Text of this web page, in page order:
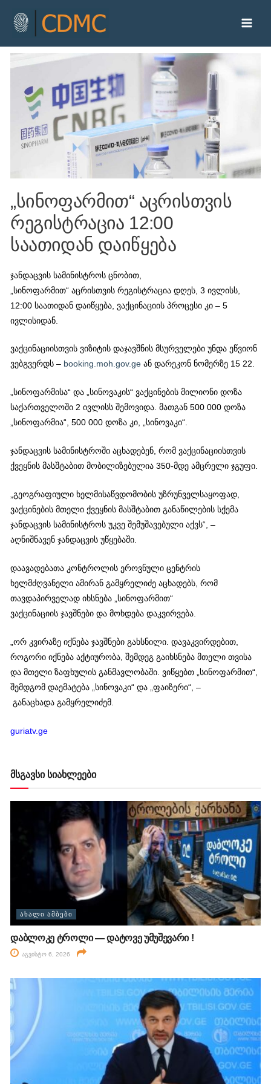
„სინოფარმით“ აცრისთვის
რეგისტრაცია 12:00
საათიდან დაიწყება
ჯანდაცვის სამინისტროს ცნობით,
„სინოფარმით“ აცრისთვის რეგისტრაცია დღეს, 3 ივლისს,
12:00 საათიდან დაიწყება, ვაქცინაციის პროცესი კი – 5
ივლისიდან.
ვაქცინაციისთვის ვიზიტის დაჯავშნის მსურველები უნდა ეწვიონ
ვებგვერდს – booking.moh.gov.ge ან დარეკონ ნომერზე 15 22.
„სინოფარმისა“ და „სინოვაკის“ ვაქცინების მილიონი დოზა
საქართველოში 2 ივლისს შემოვიდა. მათგან 500 000 დოზა
„სინოფარმია“, 500 000 დოზა კი, „სინოვაკი“.
ჯანდაცვის სამინისტროში აცხადებენ, რომ ​ვაქცინაციისთვის
ქვეყნის მასშტაბით მობილიზებულია 350-მდე ამცრელი ჯგუფი.
„გეოგრაფიული ხელმისაწვდომობის უზრუნველსაყოფად,
ვაქცინების მთელი ქვეყნის მასშტაბით განაწილების სქემა
ჯანდაცვის სამინისტროს უკვე შემუშავებული აქვს“, –
აღნიშნავენ ჯანდაცვის უწყებაში.
დაავადებათა კონტროლის ეროვნული ცენტრის
ხელმძღვანელი ამირან გამყრელიძე აცხადებს, რომ
თავდაპირველად იხსნება „სინოფარმით“
ვაქცინაციის ჯავშნები და მოხდება დაკვირვება.
„ორ კვირაზე იქნება ჯავშნები გახსნილი. დავაკვირდებით,
როგორი იქნება აქტიურობა, შემდეგ გაიხსნება მთელი თვისა
და მთელი ზაფხულის განმავლობაში. ვიწყებთ „სინოფარმით“,
შემდგომ დაემატება „სინოვაკი“ და „ფაიზერი“, –
განაცხადა გამყრელიძემ.
guriatv.ge
მსგავსი სიახლეები
ᲐᲮᲐᲚᲘ ᲐᲛᲑᲔᲑᲘ
დაბლოკე ტროლი — დატოვე უმუშევარი !
აგვისტო 6, 2026